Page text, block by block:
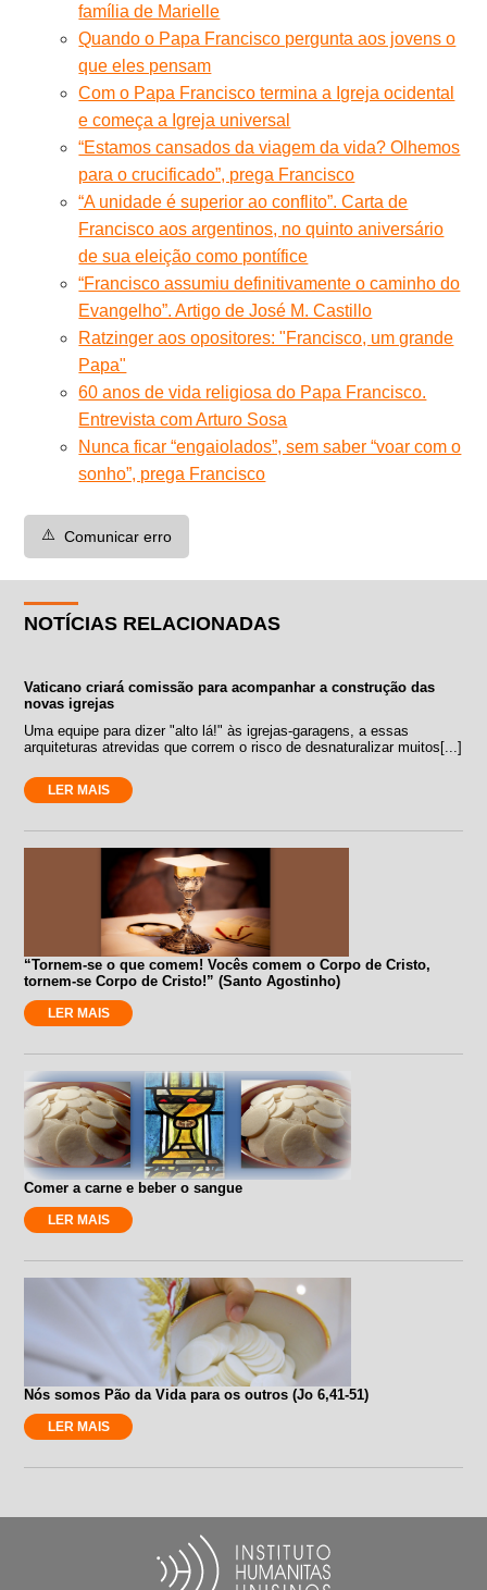
família de Marielle
Quando o Papa Francisco pergunta aos jovens o
que eles pensam
Com o Papa Francisco termina a Igreja ocidental
e começa a Igreja universal
“Estamos cansados da viagem da vida? Olhemos
para o crucificado”, prega Francisco
“A unidade é superior ao conflito”. Carta de
Francisco aos argentinos, no quinto aniversário
de sua eleição como pontífice
“Francisco assumiu definitivamente o caminho do
Evangelho”. Artigo de José M. Castillo
Ratzinger aos opositores: "Francisco, um grande
Papa"
60 anos de vida religiosa do Papa Francisco.
Entrevista com Arturo Sosa
Nunca ficar “engaiolados”, sem saber “voar com o
sonho”, prega Francisco
⚠️ Comunicar erro
NOTÍCIAS RELACIONADAS
Vaticano criará comissão para acompanhar a construção das
novas igrejas
Uma equipe para dizer "alto lá!" às igrejas-garagens, a essas
arquiteturas atrevidas que correm o risco de desnaturalizar muitos[...]
LER MAIS
“Tornem-se o que comem! Vocês comem o Corpo de Cristo,
tornem-se Corpo de Cristo!” (Santo Agostinho)
LER MAIS
Comer a carne e beber o sangue
LER MAIS
Nós somos Pão da Vida para os outros (Jo 6,41-51)
LER MAIS